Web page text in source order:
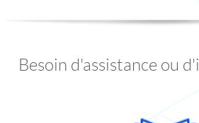
Besoin d'assistance ou